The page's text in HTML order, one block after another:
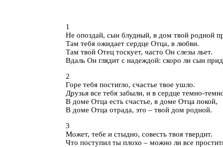
1
Не опоздай, сын блудный, в дом твой родной
Там тебя ожидает сердце Отца, в любви.
Там твой Отец тоскует, часто Он слезы льет.
Вдаль Он глядит с надеждой: скоро ли сын
2
Горе тебя постигло, счастье твое ушло.
Друзья все тебя забыли, и в сердце темно-
В доме Отца есть счастье, в доме Отца покой,
В доме Отца отрада, это – твой дом родной.
3
Может, тебе и стыдно, совесть твоя твердит.
Что поступил ты плохо – можно ли все